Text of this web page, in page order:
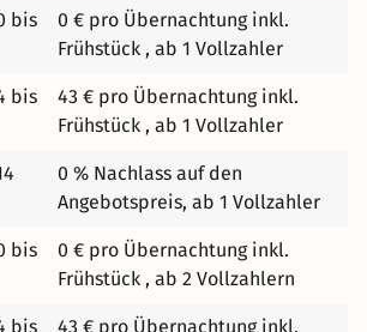
Du am besten mit einem
im Erlebnis- Dorf. Im Preis sind
oder unser herrlich duftendes
Salami, Käse, Rührei, Bacon,
Tee und Softgetränke enthalten. Der
eine erlebnisreiche Mischung aus
Unterhaltung für große und kleine
gehören u. a.: Traktorbahn
Fliegende
Bockwurstschleuder Senfrutsche
bis
0 € pro Übernachtung inkl.
Frühstück , ab 1 Vollzahler
bis
43 € pro Übernachtung inkl.
Frühstück , ab 1 Vollzahler
0 % Nachlass auf den
Angebotspreis, ab 1 Vollzahler
bis
0 € pro Übernachtung inkl.
Frühstück , ab 2 Vollzahlern
bis
43 € pro Übernachtung inkl.